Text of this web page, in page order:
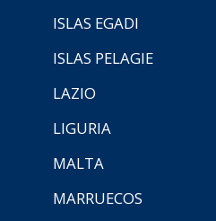
ISLAS EGADI
ISLAS PELAGIE
LAZIO
LIGURIA
MALTA
MARRUECOS